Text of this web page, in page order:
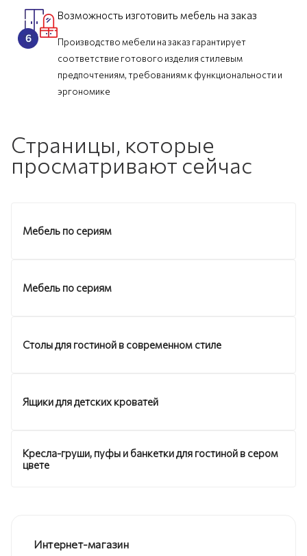
Возможность изготовить мебель на заказ
Производство мебели на заказ гарантирует
соответствие готового изделия стилевым
предпочтениям, требованиям к функциональности и
эргономике
Страницы, которые
просматривают сейчас
Мебель по сериям
Мебель по сериям
Столы для гостиной в современном стиле
Ящики для детских кроватей
Кресла-груши, пуфы и банкетки для гостиной в сером
цвете
Интернет-магазин